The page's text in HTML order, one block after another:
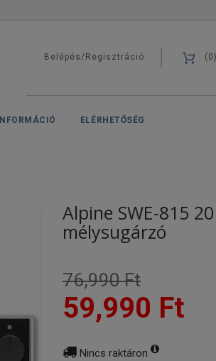
Belépés/Regisztráció (0)
INFORMÁCIÓ ELÉRHETŐSÉG
Alpine SWE-815
mélysugárzó
76,990 Ft
59,990 Ft
Nincs raktáron